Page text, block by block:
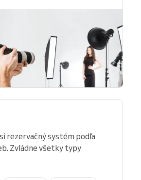
rezervačný systém podľa
Zvládne všetky typy